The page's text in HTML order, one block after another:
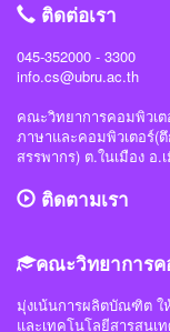
#มหาวิทยาลัยราชภัฏอุบลร
ติดต่อเรา
045-352000 - 3300
info.cs@ubru.ac.th
คณะวิทยาการคอมพิวเ
ภาษาและคอมพิวเตอร์(
สรรพากร) ต.ในเมือง อ.
ติดตามเรา
คณะวิทยาการค
มุ่งเน้นการผลิตบัณฑิต ใ
และเทคโนโลยีสารสนเ